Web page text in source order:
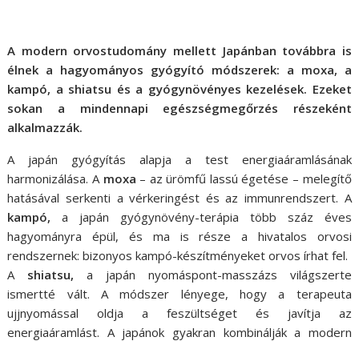
A modern orvostudomány mellett Japánban továbbra is
élnek a hagyományos gyógyító módszerek: a moxa, a
kampó, a shiatsu és a gyógynövényes kezelések. Ezeket
sokan a mindennapi egészségmegőrzés részeként
alkalmazzák.
A japán gyógyítás alapja a test energiaáramlásának
harmonizálása. A moxa – az ürömfű lassú égetése – melegítő
hatásával serkenti a vérkeringést és az immunrendszert. A
kampó, a japán gyógynövény-terápia több száz éves
hagyományra épül, és ma is része a hivatalos orvosi
rendszernek: bizonyos kampó-készítményeket orvos írhat fel.
A shiatsu, a japán nyomáspont-masszázs világszerte
ismertté vált. A módszer lényege, hogy a terapeuta
ujjnyomással oldja a feszültséget és javítja az
energiaáramlást. A japánok gyakran kombinálják a modern